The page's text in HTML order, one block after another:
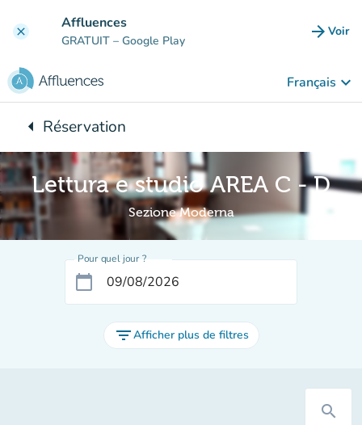
clear Affluences
GRATUIT – Google Play arrow_forward Voir
Français keyboard_arrow_down
arrow_leftRetour à :
Réservation
Lettura e studio AREA C - D
Sezione Moderna
Pour quel jour ?
calendar_today
filter_listAfficher plus de filtres
search